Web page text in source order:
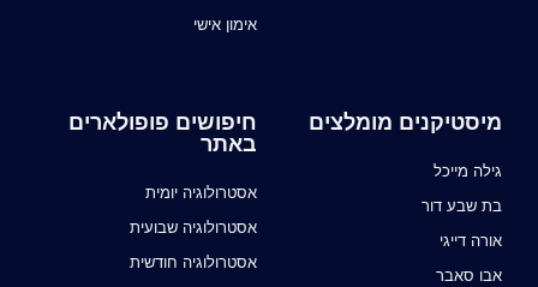
אימון אישי
מיסטיקנים מומלצים
גילה מייכל
בת שבע דור
אורה דייגי
אבו סאבר
חיפושים פופולארים
באתר
אסטרולוגיה יומית
אסטרולוגיה שבועית
אסטרולוגיה חודשית